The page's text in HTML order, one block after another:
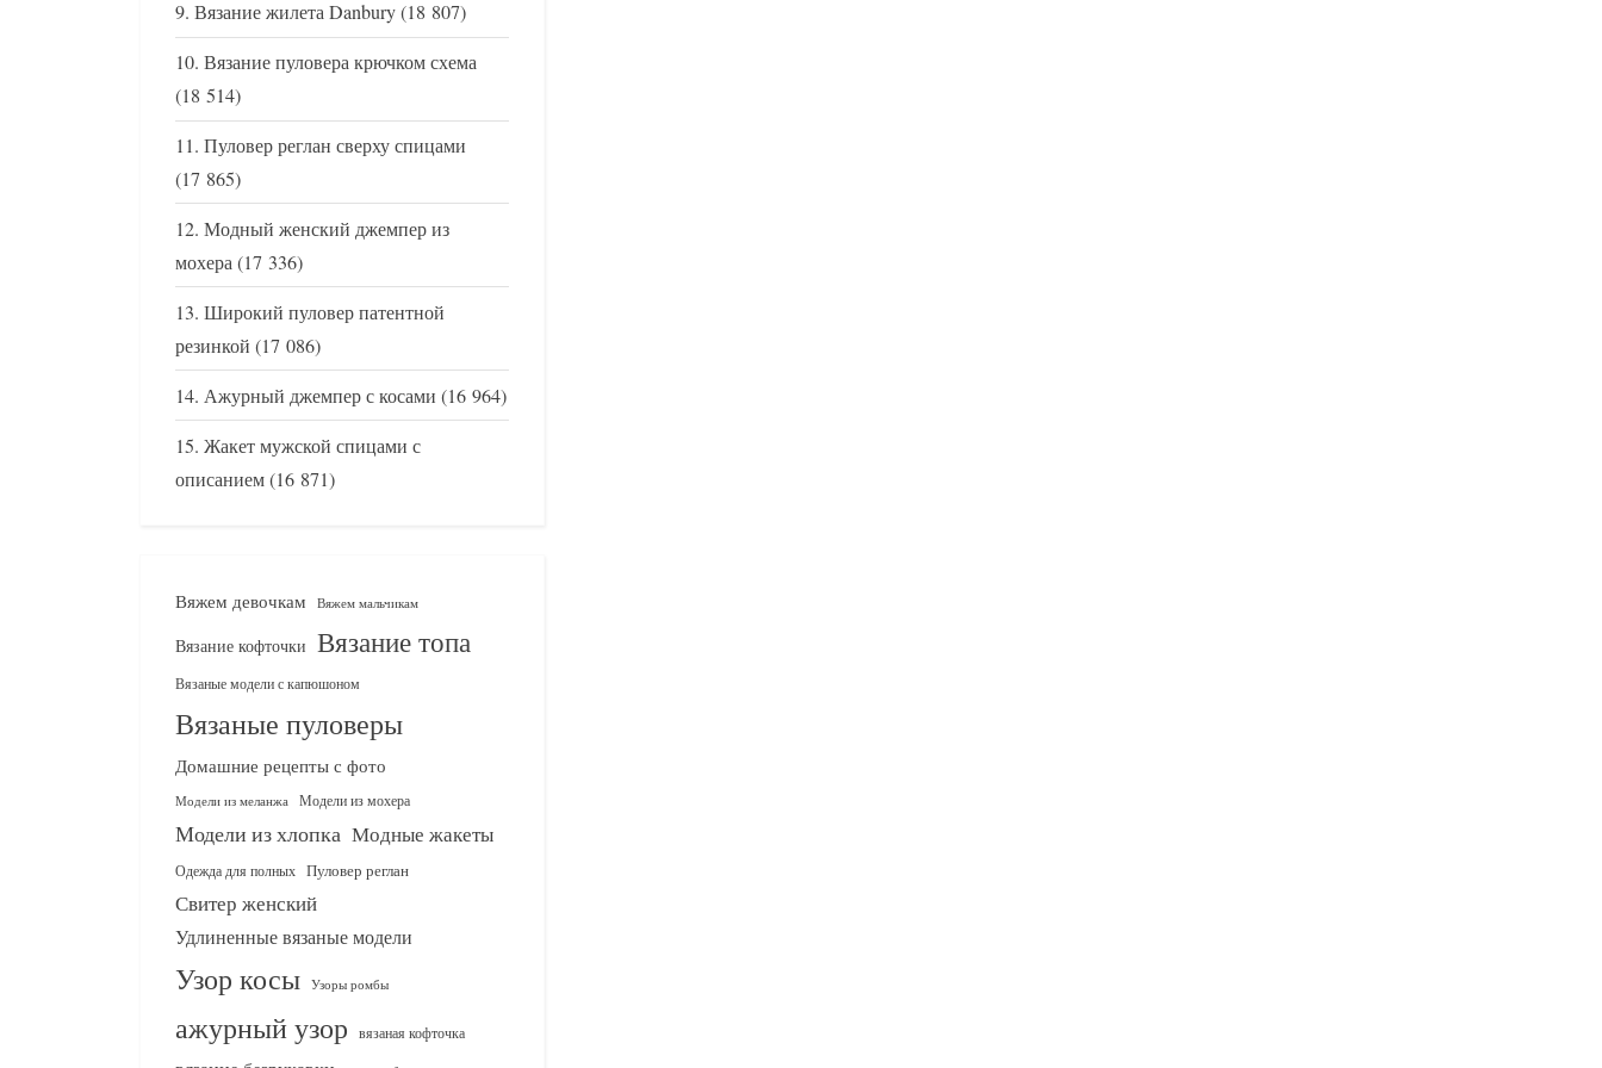
Вязание жилета Danbury(18 807)
Вязание пуловера крючком схема
(18 514)
Пуловер реглан сверху спицами
(17 865)
Модный женский джемпер из
мохера(17 336)
Широкий пуловер патентной
резинкой (17 086)
Ажурный джемпер с косами (16 964)
Жакет мужской спицами с
описанием(16 871)
Вяжем девочкам Вяжем мальчикам
Вязание кофточки Вязание топа
Вязаные модели с капюшоном
Вязаные пуловеры
Домашние рецепты с фото
Модели из меланжа Модели из мохера
Модели из хлопка Модные жакеты
Одежда для полных Пуловер реглан
Свитер женский
Удлиненные вязаные модели
Узор косы Узоры ромбы
ажурный узор вязаная кофточка